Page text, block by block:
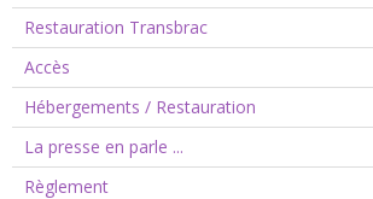
Restauration Transbrac
Accès
Hébergements / Restauration
La presse en parle ...
Règlement